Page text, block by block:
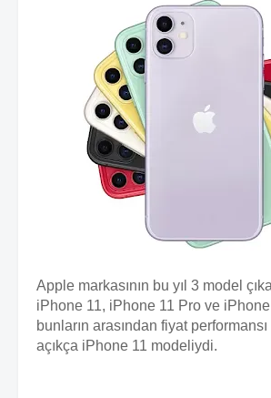
Apple markasının bu yıl 3 model
iPhone 11, iPhone 11 Pro ve
bunların arasından fiyat
açıkça iPhone 11 modeliydi.